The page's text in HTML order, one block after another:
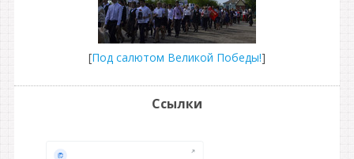
[Под салютом Великой Победы!]
Ссылки